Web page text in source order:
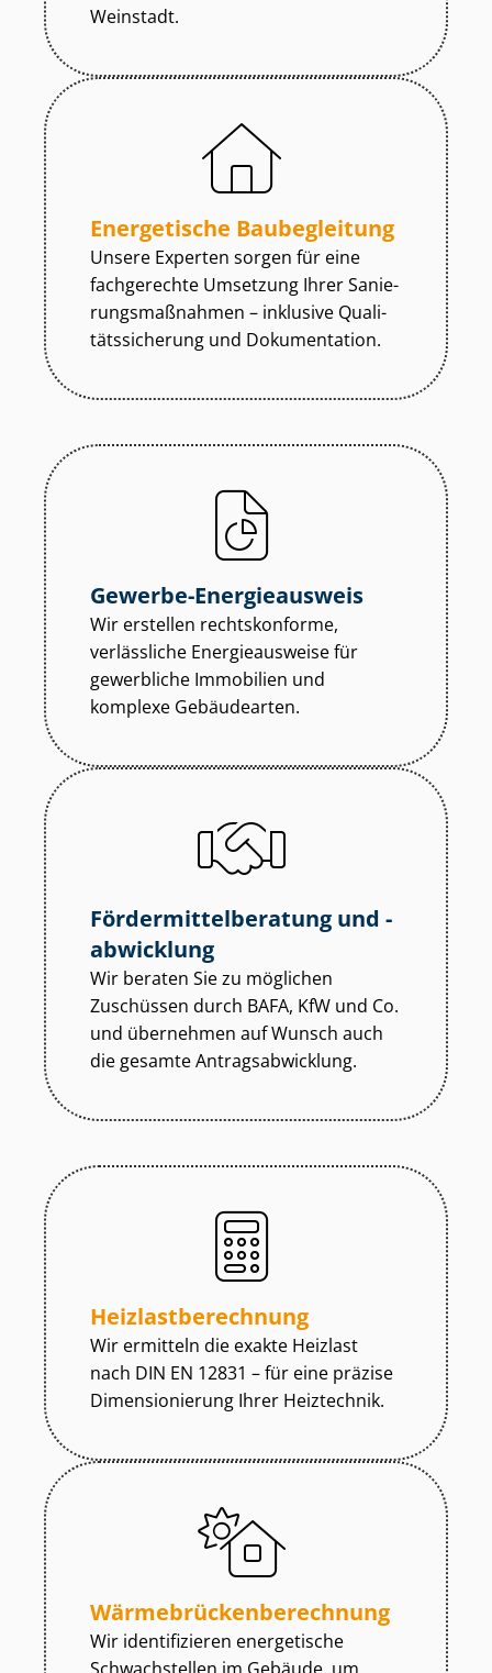
Weinstadt.
Energetische Baubegleitung
Unsere Experten sorgen für eine
fachgerechte Umsetzung Ihrer Sa­nie­
rungs­maß­nah­men – inklusive Qua­li­
täts­si­che­rung und Dokumentation.
Gewerbe-Energieausweis
Wir erstellen rechtskonforme,
verlässliche Energieausweise für
gewerbliche Immobilien und
komplexe Gebäudearten.
För­der­mit­tel­be­ra­tung und -
abwicklung
Wir beraten Sie zu möglichen
Zuschüssen durch BAFA, KfW und Co.
und übernehmen auf Wunsch auch
die gesamte An­trags­ab­wick­lung.
Heiz­last­be­rech­nung
Wir ermitteln die exakte Heizlast
nach DIN EN 12831 – für eine präzise
Dimensionierung Ihrer Heiztechnik.
Wär­me­brü­cken­be­rech­nung
Wir identifizieren energetische